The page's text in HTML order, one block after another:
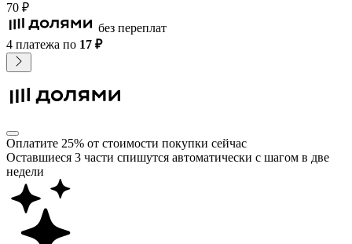
70 ₽
без переплат
4 платежа по 17 ₽
Оплатите 25% от стоимости покупки сейчас
Оставшиеся 3 части спишутся автоматически с шагом в две
недели